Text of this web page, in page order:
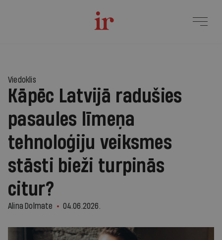
Viedoklis
Kāpēc Latvijā radušies
pasaules līmeņa
tehnoloģiju veiksmes
stāsti bieži turpinās
citur?
Alina Dolmate 04.06.2026.